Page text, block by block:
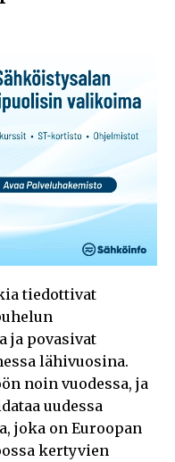
tiedottivat
ja povasivat
lähivuosina.
noin vuodessa, ja
uudessa
joka on Euroopan
kertyvien